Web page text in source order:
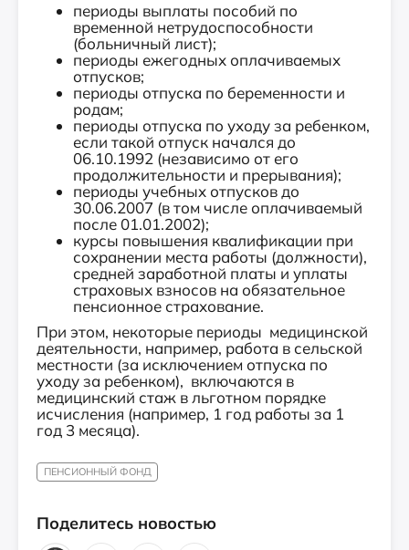
периоды выплаты пособий по
временной нетрудоспособности
(больничный лист);
периоды ежегодных оплачиваемых
отпусков;
периоды отпуска по беременности и
родам;
периоды отпуска по уходу за ребенком,
если такой отпуск начался до
06.10.1992 (независимо от его
продолжительности и прерывания);
периоды учебных отпусков до
30.06.2007 (в том числе оплачиваемый
после 01.01.2002);
курсы повышения квалификации при
сохранении места работы (должности),
средней заработной платы и уплаты
страховых взносов на обязательное
пенсионное страхование.
При этом, некоторые периоды медицинской
деятельности, например, работа в сельской
местности (за исключением отпуска по
уходу за ребенком), включаются в
медицинский стаж в льготном порядке
исчисления (например, 1 год работы за 1
год 3 месяца).
ПЕНСИОННЫЙ ФОНД
Поделитесь новостью